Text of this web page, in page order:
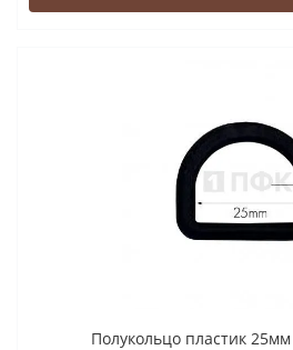
Полукольцо пластик